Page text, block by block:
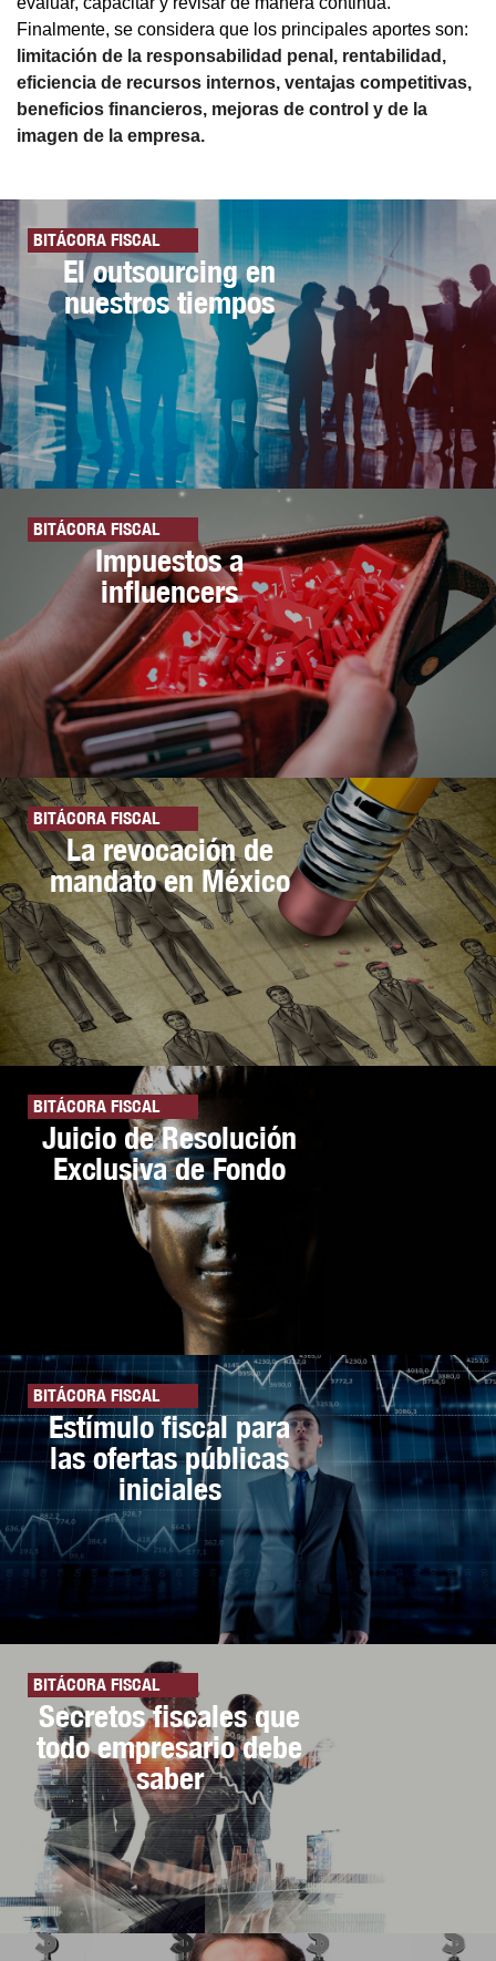
Finalmente, se considera que los principales aportes son:
limitación de la responsabilidad penal, rentabilidad,
eficiencia de recursos internos, ventajas competitivas,
beneficios financieros, mejoras de control y de la
imagen de la empresa.
BITÁCORA FISCAL
El outsourcing en
nuestros tiempos
BITÁCORA FISCAL
Impuestos a
influencers
BITÁCORA FISCAL
La revocación de
mandato en México
BITÁCORA FISCAL
Juicio de Resolución
Exclusiva de Fondo
BITÁCORA FISCAL
Estímulo fiscal para
las ofertas públicas
iniciales
BITÁCORA FISCAL
Secretos fiscales que
todo empresario debe
saber